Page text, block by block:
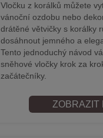
Vločku z korálků můžete
vánoční ozdobu nebo
drátěné větvičky s korálky
dosáhnout jemného a
Tento jednoduchý návod
sněhové vločky krok za
začátečníky.
ZOBRAZIT